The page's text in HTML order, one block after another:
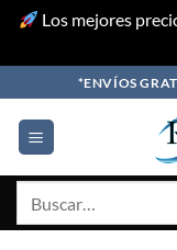
Los mejores
to
content
*ENVÍOS